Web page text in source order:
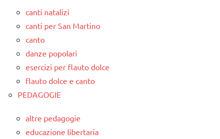
canti natalizi
canti per San Martino
canto
danze popolari
esercizi per flauto dolce
flauto dolce e canto
PEDAGOGIE
altre pedagogie
educazione libertaria